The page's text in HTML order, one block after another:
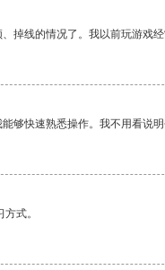
掉线的情况了。我以前玩游戏
够快速熟悉操作。我不用看说
式。